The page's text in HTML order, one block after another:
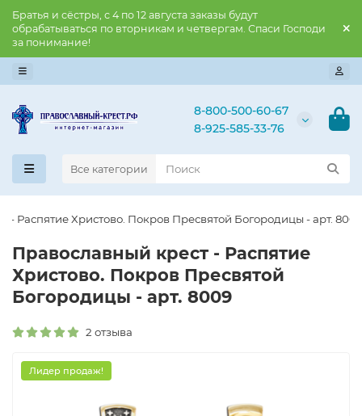
Братья и сёстры, с 4 по 12 августа заказы будут
обрабатываться по вторникам и четвергам. Спаси Господи
за понимание!
8-800-500-60-67
8-925-585-33-76
Все категории
- Распятие Христово. Покров Пресвятой Богородицы - арт. 8009
Православны​й крест - Распятие
Христово. Покров Пресвятой
Богородицы - арт. 8009
2 отзыва
Лидер продаж!